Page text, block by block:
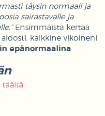
täysin normaali ja
sairastavalle ja
Ensimmäistä kertaa
kaikkine vikoineni
epänormaalina
täältä